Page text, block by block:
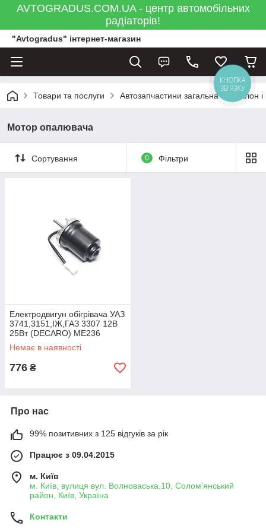
AVTOGRADUS.COM.UA - центр автомобільних
радіаторів!
"Avtogradus" інтернет-магазин
Товари та послуги Автозапчастини загальна Салон
Мотор опалювача
Сортування 0 Фільтри
Електродвигун обігрівача УАЗ
3741,3151,ІЖ,ГАЗ 3307 12В
25Вт (DECARO) МЕ236
Немає в наявності
776 ₴
Про нас
99% позитивних з 125 відгуків за рік
Працює з 09.04.2015
м. Київ
м. Київ, вулиця вул. Волноваська,10, Солом'янський
район, Київ, Україна
Контакти
КНОПКА
ЗВ'ЯЗКУ